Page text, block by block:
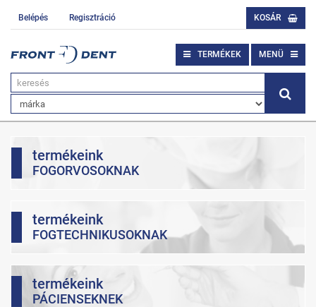
Belépés Regisztráció KOSÁR
TERMÉKEK MENÜ
termékeink
FOGORVOSOKNAK
termékeink
FOGTECHNIKUSOKNAK
termékeink
PÁCIENSEKNEK